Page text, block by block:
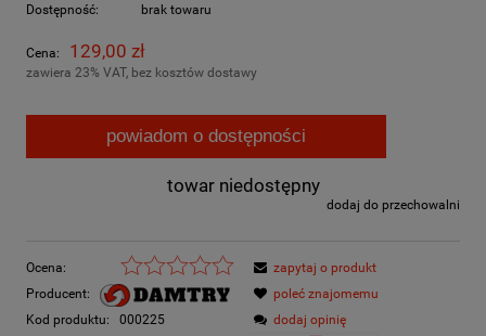
Dostępność: brak towaru
Cena: 129,00 zł
zawiera 23% VAT, bez kosztów dostawy
powiadom o dostępności
towar niedostępny
dodaj do przechowalni
Ocena:
Producent:
Kod produktu:
000225
zapytaj o produkt
poleć znajomemu
dodaj opinię